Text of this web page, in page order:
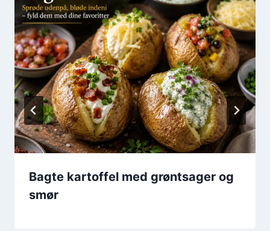
Bagte kartoffel med grøntsager og
smør